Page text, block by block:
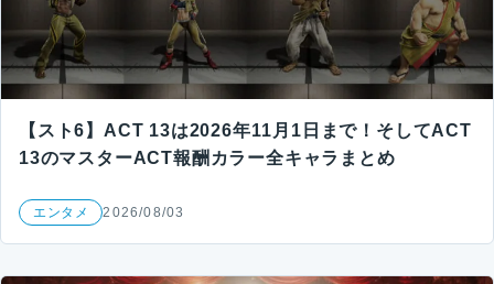
【スト6】ACT 13は2026年11月1日まで！そしてACT
13のマスターACT報酬カラー全キャラまとめ
エンタメ 2026/08/03